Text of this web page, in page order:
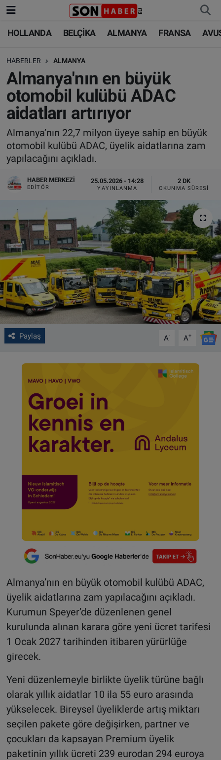
HOLLANDA BELÇİKA ALMANYA FRANSA
HABERLER ALMANYA
Almanya'nın en büyük
otomobil kulübü ADAC
aidatları artırıyor
Almanya’nın 22,7 milyon üyeye sahip en büyük
otomobil kulübü ADAC, üyelik aidatlarına zam
yapılacağını açıkladı.
HABER MERKEZI
EDITÖR
25.05.2026 - 14:28
YAYINLANMA
2 DK
OKUNMA SÜRESI
Paylaş A- A+
Almanya’nın en büyük otomobil kulübü ADAC,
üyelik aidatlarına zam yapılacağını açıkladı.
Kurumun Speyer’de düzenlenen genel
kurulunda alınan karara göre yeni ücret tarifesi
1 Ocak 2027 tarihinden itibaren yürürlüğe
girecek.
Yeni düzenlemeyle birlikte üyelik türüne bağlı
olarak yıllık aidatlar 10 ila 55 euro arasında
yükselecek. Bireysel üyeliklerde artış miktarı
seçilen pakete göre değişirken, partner ve
çocukları da kapsayan Premium üyelik
paketinin yıllık ücreti 239 eurodan 294 euroya
HOLLANDA
BELÇİKA
ALMANYA
FRANSA
AVUSTURYA
SAĞLIK - YAŞAM
BİLİM-TEKNOLOJİ
HOLLANDA
BELÇİKA
ALMANYA
TÜRKİYE
DÜNYA
BİLİM-TEKNOLOJİ
SAĞLIK
FOTO GALERİ
VIDEO GALERİ
ALGEMENE VOORWAARDEN
CONTACT
Çerez Politikası
Nöbetçi Eczaneler
Hava Durumu
Trafik Durumu
Süper Lig Puan Durumu ve Fikstür
Tüm Manşetler
Son Dakika Haberleri
Haber Arşivi